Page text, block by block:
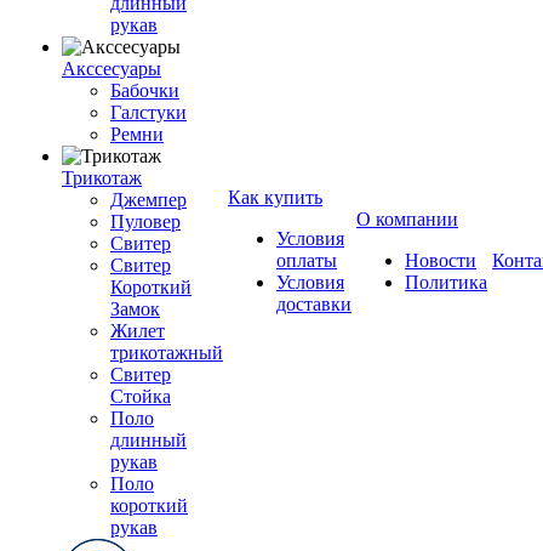
рукав
Акссесуары
Бабочки
Галстуки
Ремни
Трикотаж
Джемпер
Пуловер
Свитер
Свитер
Короткий
Замок
Жилет
трикотажный
Свитер
Стойка
Поло
длинный
рукав
Поло
короткий
рукав
Как купить
Условия
оплаты
Условия
доставки
О компании
Новости
Политика